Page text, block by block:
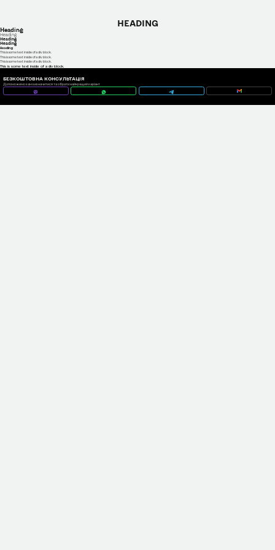
HEADING
Heading
Heading
Heading
Heading
Heading
This is some text inside of a div block.
This is some text inside of a div block.
This is some text inside of a div block.
This is some text inside of a div block.
БЕЗКОШТОВНА КОНСУЛЬТАЦІЯ
Допоможемо вам визначитися та обрати найкращий варіант